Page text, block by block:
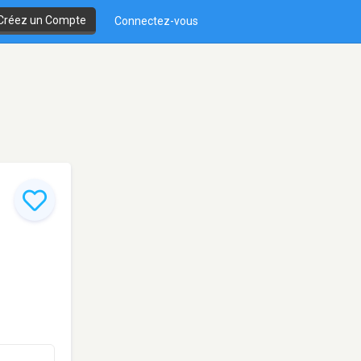
un Compte Connectez-vous